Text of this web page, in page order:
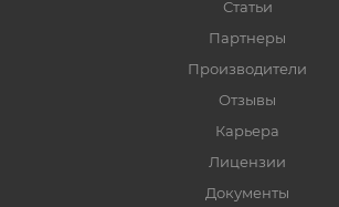
Статьи
Партнеры
Производители
Отзывы
Карьера
Лицензии
Документы